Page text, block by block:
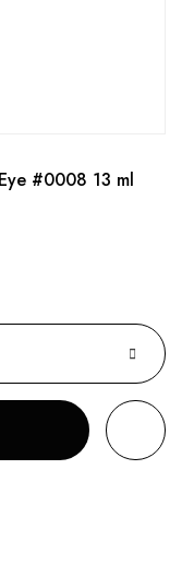
#0008 13 ml